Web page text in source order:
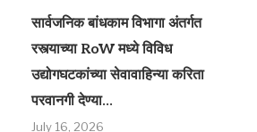
सार्वजनिक बांधकाम विभागा अंतर्गत
रस्त्याच्या RoW मध्ये विविध
उद्योगघटकांच्या सेवावाहिन्या करिता
परवानगी देण्या...
July 16, 2026